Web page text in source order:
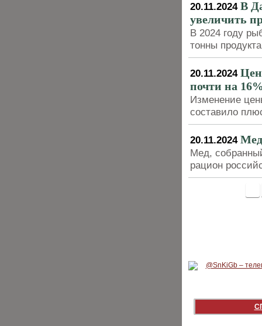
20.11.2024 В
увеличить
В 2024 году
тонны продукта
20.11.2024
почти на
Изменение
составило
20.11.2024 Мед
Мед,
рацион